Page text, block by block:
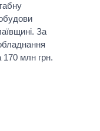
За
млн грн.